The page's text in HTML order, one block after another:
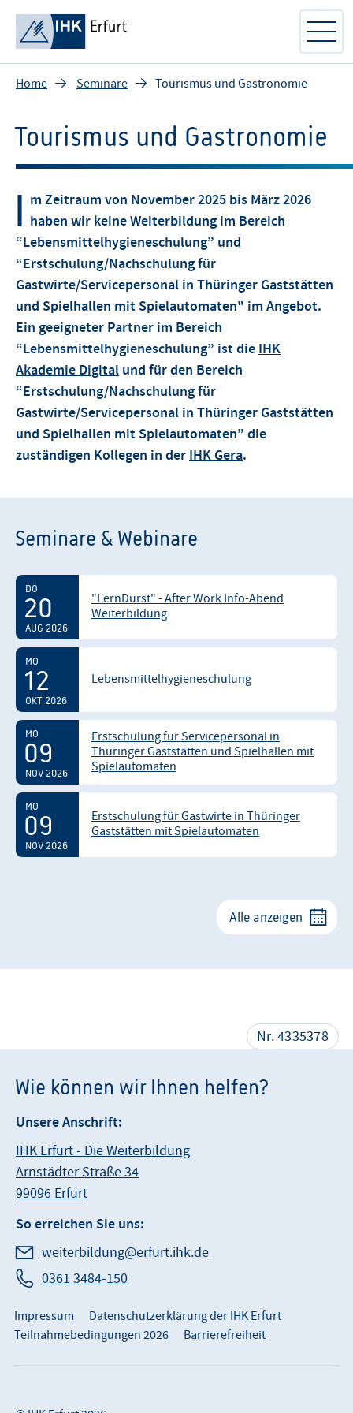
Home Seminare Tourismus und Gastronomie
Tourismus und Gastronomie
I m Zeitraum von November 2025 bis März 2026
haben wir keine Weiterbildung im Bereich
“Lebensmittelhygieneschulung” und
“Erstschulung/Nachschulung für
Gastwirte/Servicepersonal in Thüringer Gaststätten
und Spielhallen mit Spielautomaten" im Angebot.
Ein geeigneter Partner im Bereich
“Lebensmittelhygieneschulung” ist die IHK
Akademie Digital und für den Bereich
“Erstschulung/Nachschulung für
Gastwirte/Servicepersonal in Thüringer Gaststätten
und Spielhallen mit Spielautomaten” die
zuständigen Kollegen in der IHK Gera.
Seminare & Webinare
DO
20
AUG 2026
"LernDurst" - After Work Info-Abend
Weiterbildung
MO
12
OKT 2026
Lebensmittelhygieneschulung
MO
09
NOV 2026
Erstschulung für Servicepersonal in
Thüringer Gaststätten und Spielhallen mit
Spielautomaten
MO
09
NOV 2026
Erstschulung für Gastwirte in Thüringer
Gaststätten mit Spielautomaten
Alle anzeigen
Nr. 4335378
Wie können wir Ihnen helfen?
Unsere Anschrift:
IHK Erfurt - Die Weiterbildung
Arnstädter Straße 34
99096 Erfurt
So erreichen Sie uns:
weiterbildung@erfurt.ihk.de
0361 3484-150
Impressum
Datenschutzerklärung der IHK Erfurt
Teilnahmebedingungen 2026
Barrierefreiheit